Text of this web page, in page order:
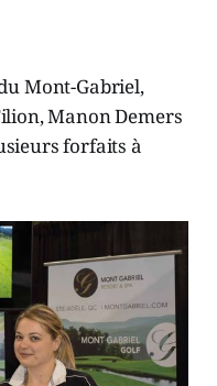
Mont-Gabriel,
Manon Demers
forfaits à